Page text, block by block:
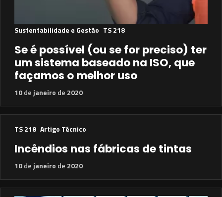
Sustentabilidade e Gestão TS 218
Se é possível (ou se for preciso) ter
um sistema baseado na ISO, que
façamos o melhor uso
10de janeiro de 2020
TS 218 Artigo Técnico
Incêndios nas fábricas de tintas
10de janeiro de 2020